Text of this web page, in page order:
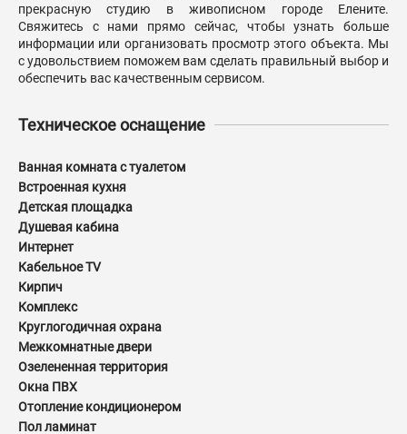
прекрасную студию в живописном городе Елените.
Свяжитесь с нами прямо сейчас, чтобы узнать больше
информации или организовать просмотр этого объекта. Мы
с удовольствием поможем вам сделать правильный выбор и
обеспечить вас качественным сервисом.
Техническое оснащение
Ванная комната с туалетом
Встроенная кухня
Детская площадка
Душевая кабина
Интернет
Кабельное TV
Кирпич
Комплекс
Круглогодичная охрана
Межкомнатные двери
Озелененная территория
Окна ПВХ
Отопление кондиционером
Пол ламинат